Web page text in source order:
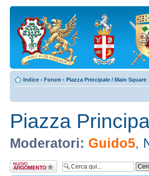
Indice ‹ Forum ‹ Piazza Principale / Main Square
Piazza
Moderatori: Guido5,
Scrivi un nuovo
argomento